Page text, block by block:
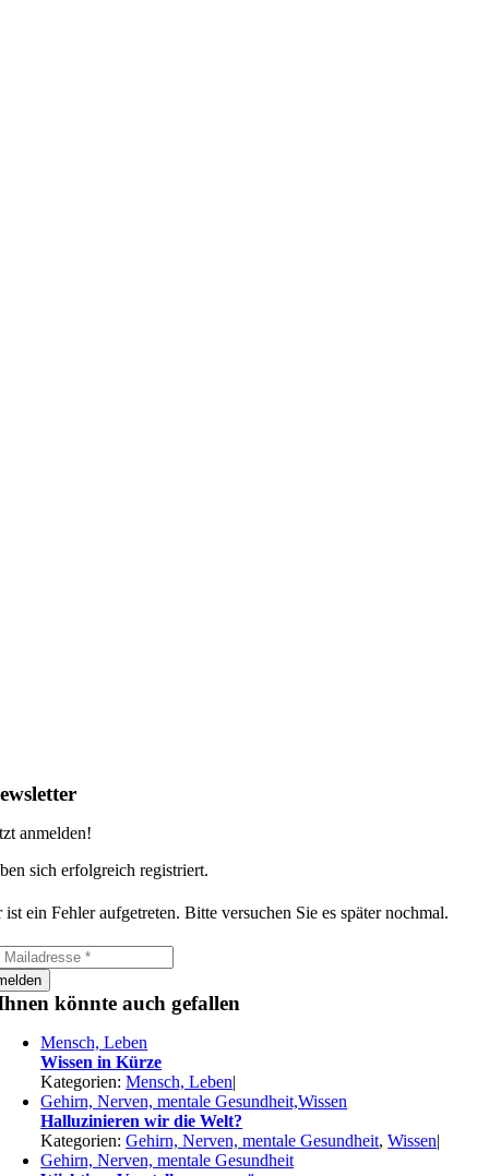
anmelden!
sich erfolgreich registriert.
ist ein Fehler aufgetreten. Bitte versuchen Sie es später nochmal.
könnte auch gefallen
Mensch, Leben
Wissen in Kürze
Kategorien:Mensch, Leben|
Gehirn, Nerven, mentale Gesundheit,Wissen
Halluzinieren wir die Welt?
Kategorien:Gehirn, Nerven, mentale Gesundheit,Wissen|
Gehirn, Nerven, mentale Gesundheit